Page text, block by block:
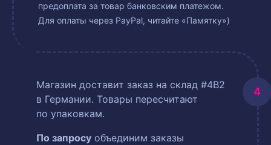
предоплата за товар банковским платежом.
Для оплаты через PayPal, читайте «Памятку»)
Магазин доставит заказ на склад #4B2
в Германии. Товары пересчитают
по упаковкам.
По запросу объединим заказы